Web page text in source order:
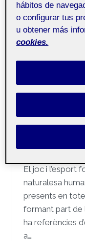
SIN CATEGORÍA
Registre 7
aula 2
El joc i l’esport
naturalesa
presents en
formant part de
ha referències
a….
hábitos de
o configurar tus
u obtener más
cookies.